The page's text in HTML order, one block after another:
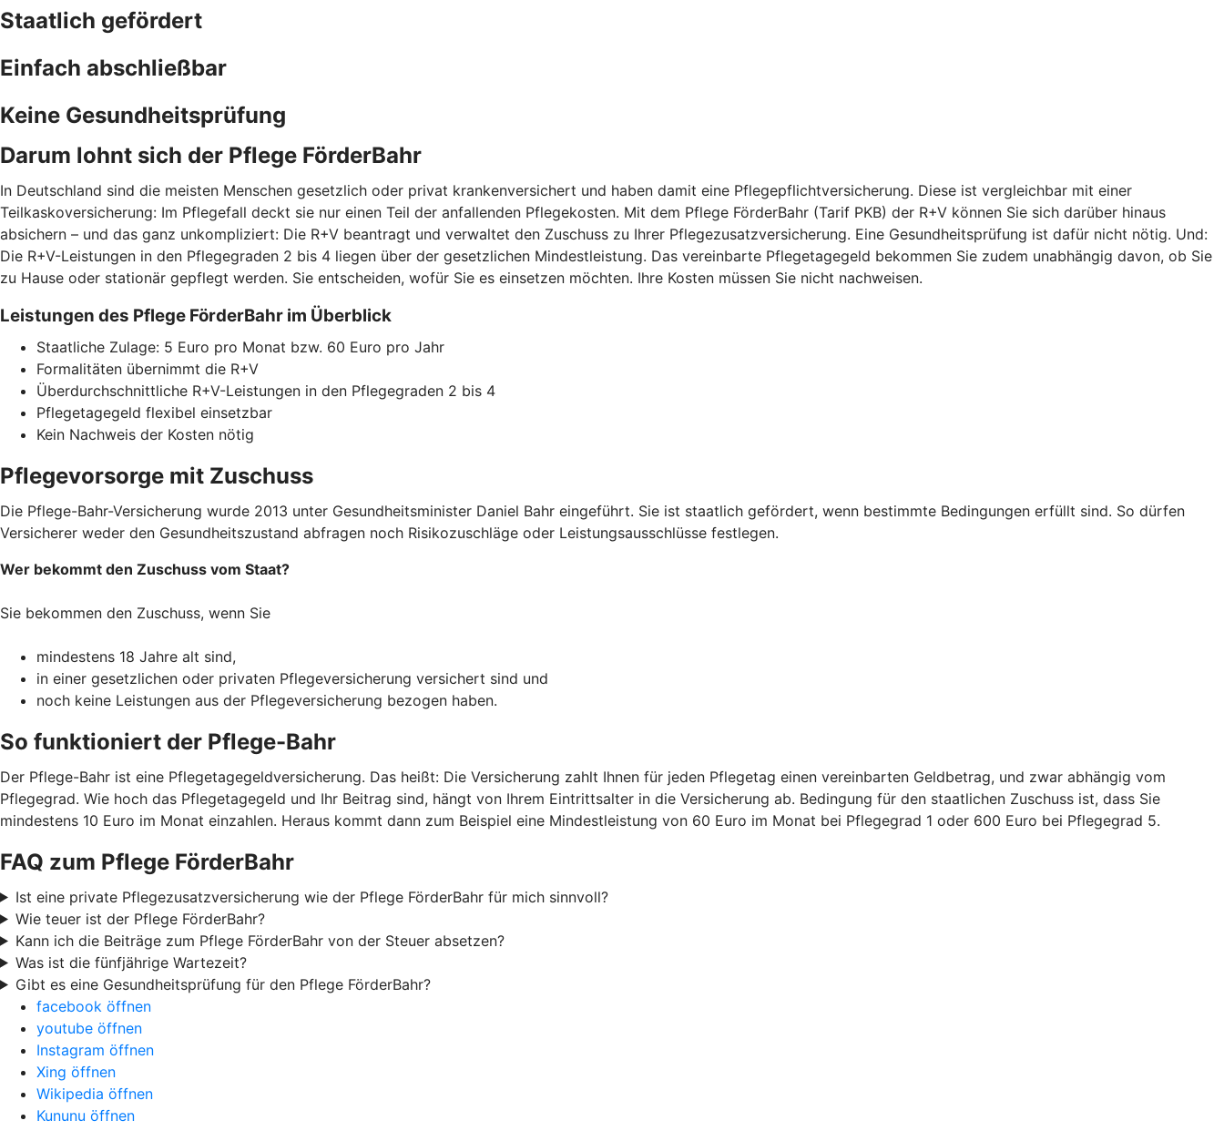
Staatlich gefördert
Einfach abschließbar
Keine Gesundheitsprüfung
Darum lohnt sich der Pflege FörderBahr
In Deutschland sind die meisten Menschen gesetzlich oder privat krankenversichert und haben damit eine Pflegepflichtversicherung. Diese ist vergleichbar mit einer
Teilkaskoversicherung: Im Pflegefall deckt sie nur einen Teil der anfallenden Pflegekosten. Mit dem Pflege FörderBahr (Tarif PKB) der R+V können Sie sich darüber hinaus
absichern – und das ganz unkompliziert: Die R+V beantragt und verwaltet den Zuschuss zu Ihrer Pflegezusatzversicherung. Eine Gesundheitsprüfung ist dafür nicht nötig. Und:
Die R+V-Leistungen in den Pflegegraden 2 bis 4 liegen über der gesetzlichen Mindestleistung. Das vereinbarte Pflegetagegeld bekommen Sie zudem unabhängig davon, ob Sie
zu Hause oder stationär gepflegt werden. Sie entscheiden, wofür Sie es einsetzen möchten. Ihre Kosten müssen Sie nicht nachweisen.
Leistungen des Pflege FörderBahr im Überblick
Staatliche Zulage: 5 Euro pro Monat bzw. 60 Euro pro Jahr
Formalitäten übernimmt die R+V
Überdurchschnittliche R+V-Leistungen in den Pflegegraden 2 bis 4
Pflegetagegeld flexibel einsetzbar
Kein Nachweis der Kosten nötig
Pflegevorsorge mit Zuschuss
Die Pflege-Bahr-Versicherung wurde 2013 unter Gesundheitsminister Daniel Bahr eingeführt. Sie ist staatlich gefördert, wenn bestimmte Bedingungen erfüllt sind. So dürfen
Versicherer weder den Gesundheitszustand abfragen noch Risikozuschläge oder Leistungsausschlüsse festlegen.
Wer bekommt den Zuschuss vom Staat?
Sie bekommen den Zuschuss, wenn Sie
mindestens 18 Jahre alt sind,
in einer gesetzlichen oder privaten Pflegeversicherung versichert sind und
noch keine Leistungen aus der Pflegeversicherung bezogen haben.
So funktioniert der Pflege-Bahr
Der Pflege-Bahr ist eine Pflegetagegeldversicherung. Das heißt: Die Versicherung zahlt Ihnen für jeden Pflegetag einen vereinbarten Geldbetrag, und zwar abhängig vom
Pflegegrad. Wie hoch das Pflegetagegeld und Ihr Beitrag sind, hängt von Ihrem Eintrittsalter in die Versicherung ab. Bedingung für den staatlichen Zuschuss ist, dass Sie
mindestens 10 Euro im Monat einzahlen. Heraus kommt dann zum Beispiel eine Mindestleistung von 60 Euro im Monat bei Pflegegrad 1 oder 600 Euro bei Pflegegrad 5.
FAQ zum Pflege FörderBahr
Ist eine private Pflegezusatzversicherung wie der Pflege FörderBahr für mich sinnvoll?
Wie teuer ist der Pflege FörderBahr?
Kann ich die Beiträge zum Pflege FörderBahr von der Steuer absetzen?
Was ist die fünfjährige Wartezeit?
Gibt es eine Gesundheitsprüfung für den Pflege FörderBahr?
facebook öffnen
youtube öffnen
Instagram öffnen
Xing öffnen
Wikipedia öffnen
Kununu öffnen